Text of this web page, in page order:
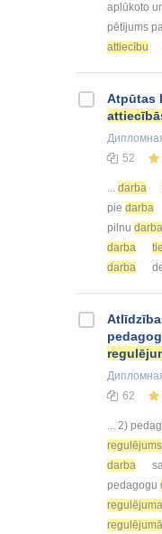
aplūkoto
pētījums
attiecību
Atpūtas
52
... darba
pie darba
pilnu darba
darba
darba
62
... 2)
regulējums
darba
pedagogu
regulējuma
regulējumā